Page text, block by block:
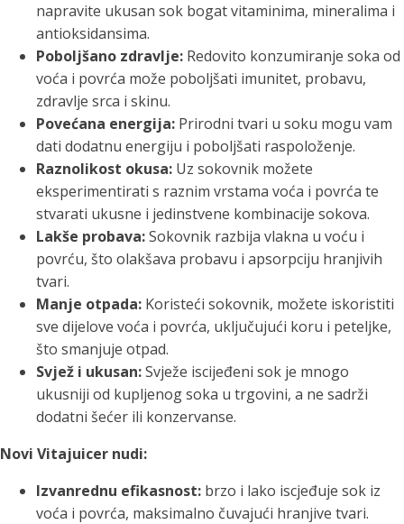
napravite ukusan sok bogat vitaminima, mineralima i
antioksidansima.
Poboljšano zdravlje: Redovito konzumiranje soka od
voća i povrća može poboljšati imunitet, probavu,
zdravlje srca i skinu.
Povećana energija: Prirodni tvari u soku mogu vam
dati dodatnu energiju i poboljšati raspoloženje.
Raznolikost okusa: Uz sokovnik možete
eksperimentirati s raznim vrstama voća i povrća te
stvarati ukusne i jedinstvene kombinacije sokova.
Lakše probava:Sokovnik razbija vlakna u voću i
povrću, što olakšava probavu i apsorpciju hranjivih
tvari.
Manje otpada: Koristeći sokovnik, možete iskoristiti
sve dijelove voća i povrća, uključujući koru i peteljke,
što smanjuje otpad.
Svjež i ukusan:Svježe iscijeđeni sok je mnogo
ukusniji od kupljenog soka u trgovini, a ne sadrži
dodatni šećer ili konzervanse.
Novi Vitajuicer nudi:
Izvanrednu efikasnost: brzo i lako iscjeđuje sok iz
voća i povrća, maksimalno čuvajući hranjive tvari.